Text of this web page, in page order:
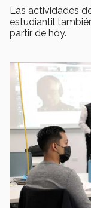
Las actividades
estudiantil
partir de hoy.